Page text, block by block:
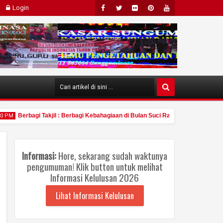
Login
Yout
Ube
Pint
Eres
T
Flick
R
Twit
Ter
Face
Boo
K
Berbagi Takjil : Berbagi Kebahagiaan di Bulan Suci Ramadhan (SMA/SMK/
Informasi:Hore, sekarang sudah waktunya
pengumuman! Klik button untuk melihat
Informasi Kelulusan 2026
Lihat Informasi Kelulusan